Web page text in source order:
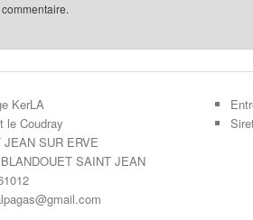
KerLA
le Coudray
JEAN SUR ERVE
SAINT JEAN